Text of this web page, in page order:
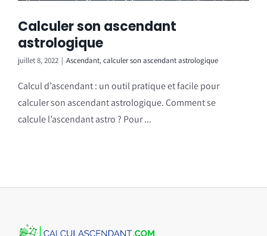
Calculer son ascendant
astrologique
juillet 8, 2022 | Ascendant,calculer son ascendant astrologique
Calcul d’ascendant : un outil pratique et facile pour
calculer son ascendant astrologique. Comment se
calcule l’ascendant astro ? Pour ...